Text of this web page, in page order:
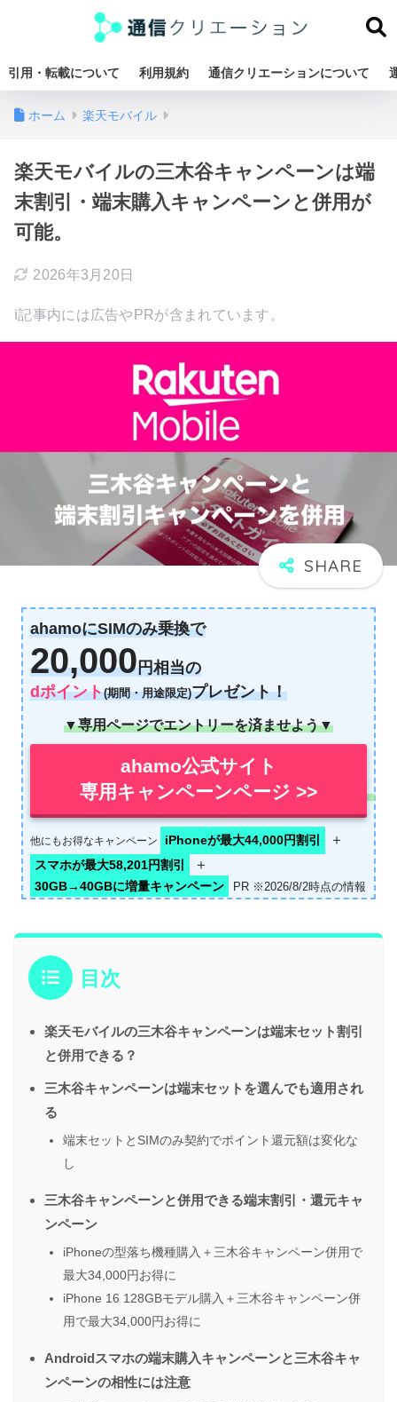
引用・転載について 利用規約 通信クリエーションについて
ホーム 楽天モバイル
楽天モバイルの三木谷キャンペーンは端
末割引・端末購入キャンペーンと併用が
可能。
2026年3月20日
ℹ︎記事内には広告やPRが含まれています。
ahamoにSIMのみ乗換で
20,000円相当の
dポイント(期間・用途限定)プレゼント！
▼専用ページでエントリーを済ませよう▼
ahamo公式サイト
専用キャンペーンページ >>
他にもお得なキャンペーン iPhoneが最大44,000円割引 ＋
スマホが最大58,201円割引 ＋
30GB→40GBに増量キャンペーン PR ※2026/8/2時点の情報
目次
楽天モバイルの三木谷キャンペーンは端末セット割引
と併用できる？
三木谷キャンペーンは端末セットを選んでも適用され
る
端末セットとSIMのみ契約でポイント還元額は変化な
し
三木谷キャンペーンと併用できる端末割引・還元キャ
ンペーン
iPhoneの型落ち機種購入＋三木谷キャンペーン併用で
最大34,000円お得に
iPhone 16 128GBモデル購入＋三木谷キャンペーン併
用で最大34,000円お得に
Androidスマホの端末購入キャンペーンと三木谷キャ
ンペーンの相性には注意